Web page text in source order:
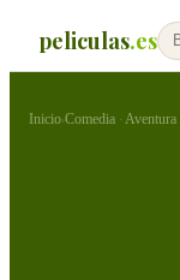
peliculas.es
Inicio›Comedia · Aventura